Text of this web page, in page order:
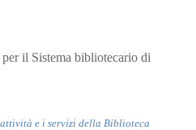
il Sistema bibliotecario di
e i servizi della Biblioteca